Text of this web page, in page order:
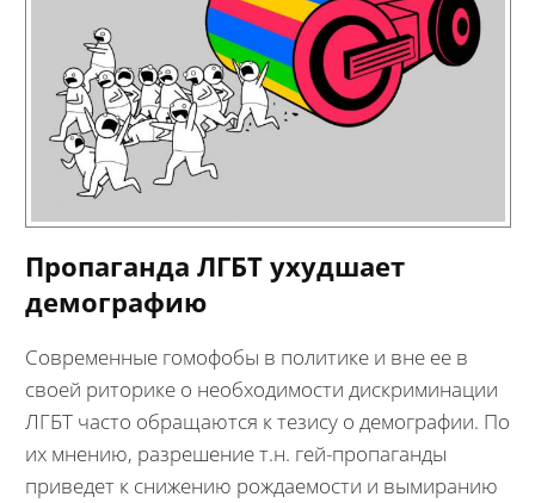
Пропаганда ЛГБТ ухудшает
демографию
Современные гомофобы в политике и вне ее в
своей риторике о необходимости дискриминации
ЛГБТ часто обращаются к тезису о демографии. По
их мнению, разрешение т.н. гей-пропаганды
приведет к снижению рождаемости и вымиранию